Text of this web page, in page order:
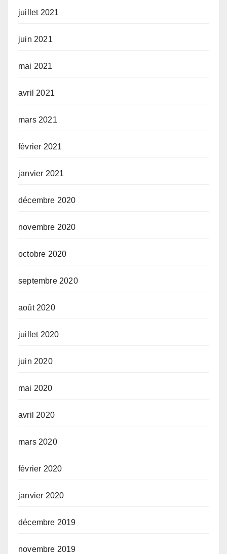
juillet 2021
juin 2021
mai 2021
avril 2021
mars 2021
février 2021
janvier 2021
décembre 2020
novembre 2020
octobre 2020
septembre 2020
août 2020
juillet 2020
juin 2020
mai 2020
avril 2020
mars 2020
février 2020
janvier 2020
décembre 2019
novembre 2019